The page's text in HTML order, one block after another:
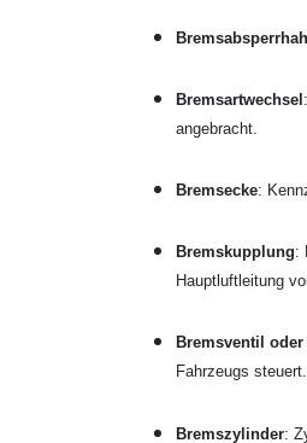
Bremsartwechsel
angebracht.
Bremsecke:
Bremskupplung:
Hauptluftleitung
Bremsventil oder
Fahrzeugs steuert.
Bremszylinder: